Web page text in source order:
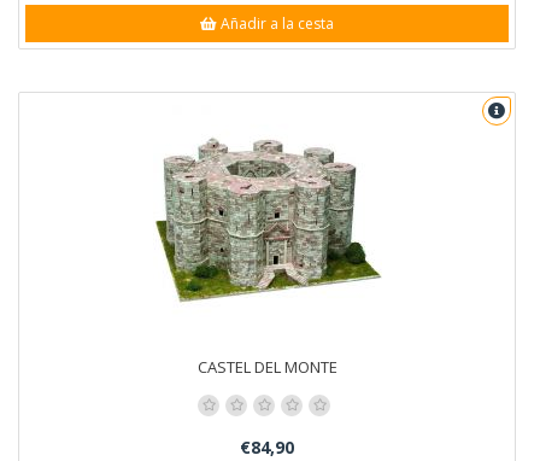
Añadir a la cesta
CASTEL DEL MONTE
€84,90